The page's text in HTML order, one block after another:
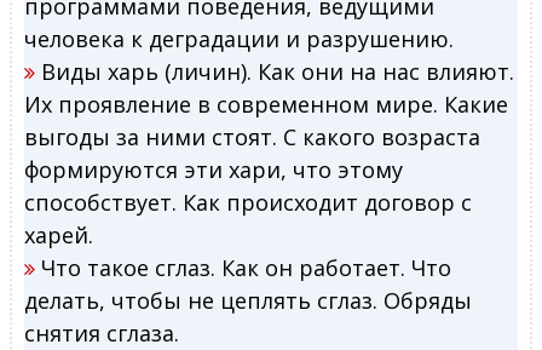
программами поведения, ведущими
человека к деградации и разрушению.
Виды харь (личин). Как они на нас влияют.
Их проявление в современном мире. Какие
выгоды за ними стоят. С какого возраста
формируются эти хари, что этому
способствует. Как происходит договор с
харей.
Что такое сглаз. Как он работает. Что
делать, чтобы не цеплять сглаз. Обряды
снятия сглаза.